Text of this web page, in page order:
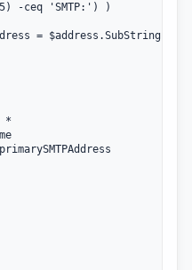
-ceq 'SMTP:') )
= $address.SubString(5)
*